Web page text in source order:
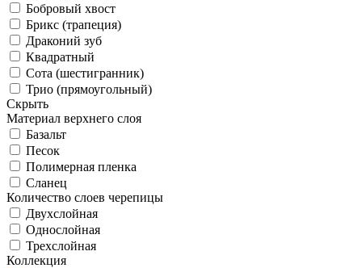
Бобровый хвост
Брикс (трапеция)
Драконий зуб
Квадратный
Сота (шестигранник)
Трио (прямоугольный)
Скрыть
Материал верхнего слоя
Базальт
Песок
Полимерная пленка
Сланец
Количество слоев черепицы
Двухслойная
Однослойная
Трехслойная
Коллекция